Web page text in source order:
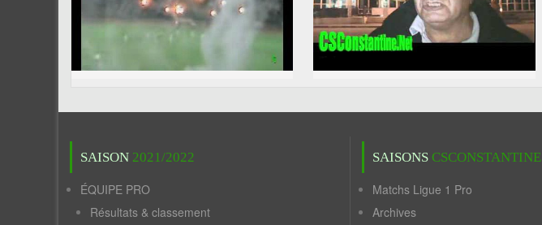
SAISON 2021/2022
ÉQUIPE PRO
Résultats & classement
SAISONS CSCONSTANTINE
Matchs Ligue 1 Pro
Archives